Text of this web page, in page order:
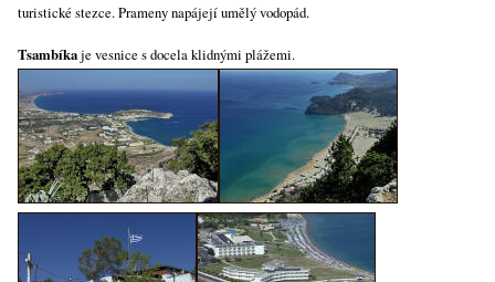
turistické stezce. Prameny napájejí umělý vodopád.
Tsambíkaje vesnice s docela klidnými plážemi.